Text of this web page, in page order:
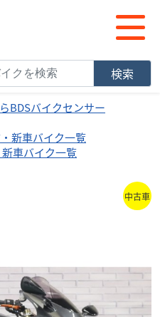
検索
BDSバイクセンサー
新車バイク一覧
車バイク一覧
中古車